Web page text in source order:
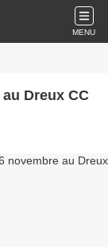
MENU
Dreux CC